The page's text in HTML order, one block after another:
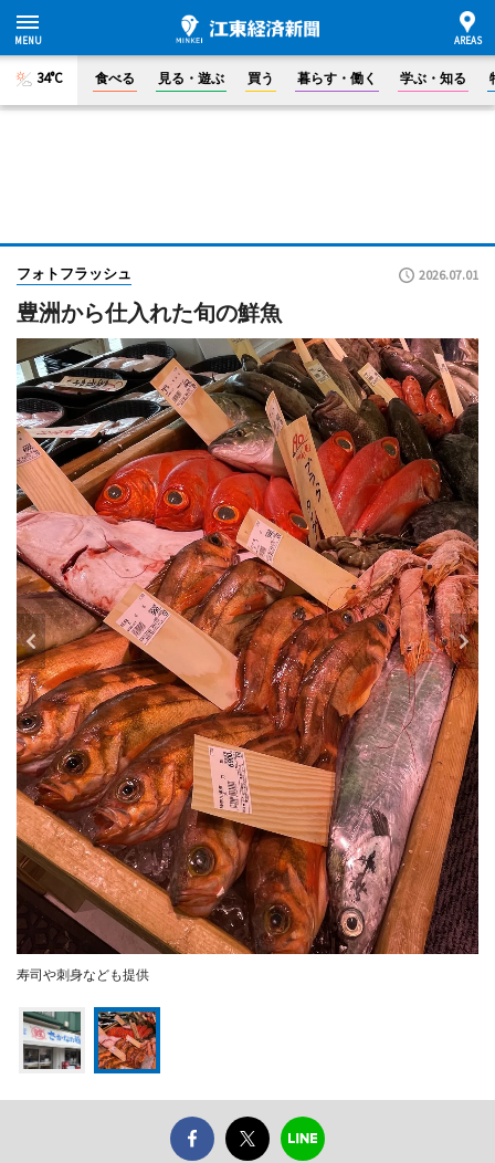
34°C 食べる 見る・遊ぶ 買う 暮らす・働く 学ぶ・知る
フォトフラッシュ 2026.07.01
豊洲から仕入れた旬の鮮魚
寿司や刺身なども提供